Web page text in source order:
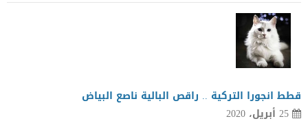
قطط انجورا التركية .. راقص البالية ناصع البياض
25 أبريل، 2020